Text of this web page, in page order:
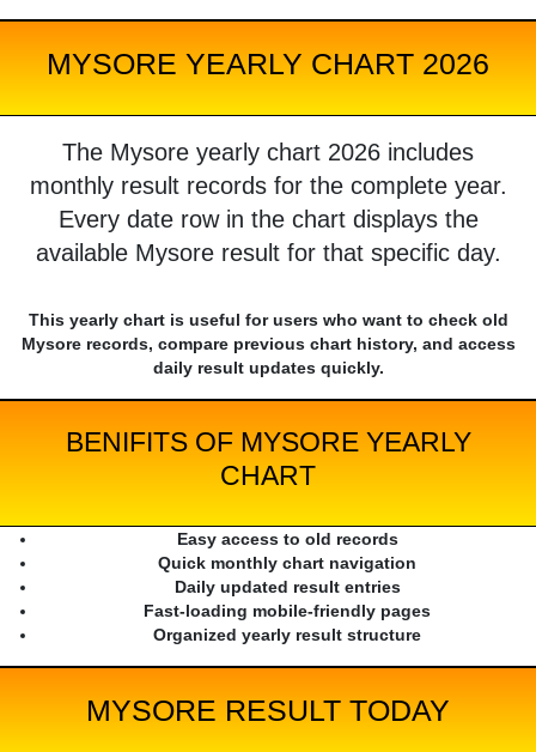
MYSORE YEARLY CHART 2026
The Mysore yearly chart 2026 includes
monthly result records for the complete year.
Every date row in the chart displays the
available Mysore result for that specific day.
This yearly chart is useful for users who want to check old
Mysore records, compare previous chart history, and access
daily result updates quickly.
BENIFITS OF MYSORE YEARLY
CHART
Easy access to old records
Quick monthly chart navigation
Daily updated result entries
Fast-loading mobile-friendly pages
Organized yearly result structure
MYSORE RESULT TODAY